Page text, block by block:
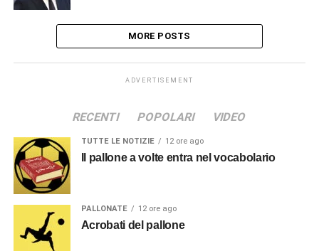
MORE POSTS
ADVERTISEMENT
RECENTI POPOLARI VIDEO
TUTTE LE NOTIZIE 12 ore ago
Il pallone a volte entra nel vocabolario
PALLONATE 12 ore ago
Acrobati del pallone